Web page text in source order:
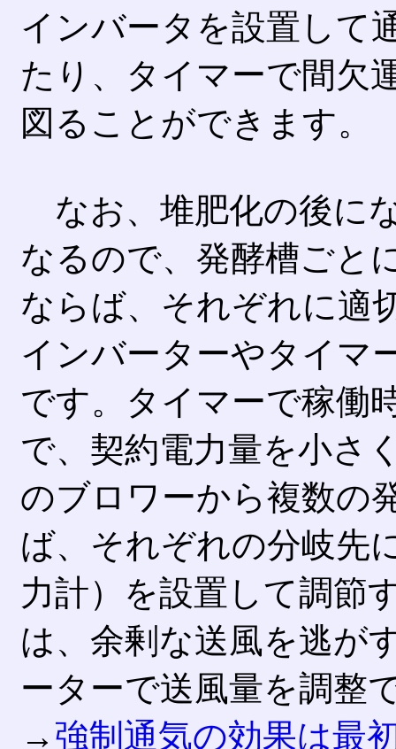
インバータを設置して
たり、タイマーで間欠
図ることができます。
なお、堆肥化の後に
なるので、発酵槽ごと
ならば、それぞれに適
インバーターやタイマ
です。タイマーで稼働
で、契約電力量を小さ
のブロワーから複数の
ば、それぞれの分岐先
力計）を設置して調節
は、余剰な送風を逃が
ーターで送風量を調整
→ 強制通気の効果は最